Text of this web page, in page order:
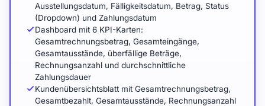
Ausstellungsdatum, Fälligkeitsdatum, Betrag, Status
(Dropdown) und Zahlungsdatum
Dashboard mit 6 KPI-Karten:
Gesamtrechnungsbetrag, Gesamteingänge,
Gesamtausstände, überfällige Beträge,
Rechnungsanzahl und durchschnittliche
Zahlungsdauer
Kundenübersichtsblatt mit Gesamtrechnungsbetrag,
Gesamtbezahlt, Gesamtausstände, Rechnungsanzahl